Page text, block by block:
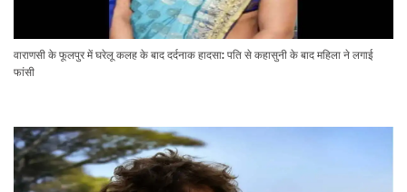
वाराणसी के फूलपुर में घरेलू कलह के बाद दर्दनाक हादसा: पति से कहासुनी के बाद महिला ने लगाई
फांसी